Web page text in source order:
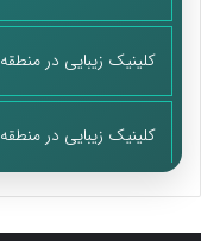
کلینیک زیبایی در منطقه 21
کلینیک زیبایی در منطقه 22